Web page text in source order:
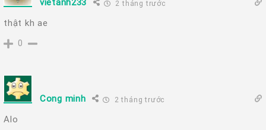
2 tháng trước
thật kh ae
0
Cong minh 2 tháng trước
Alo